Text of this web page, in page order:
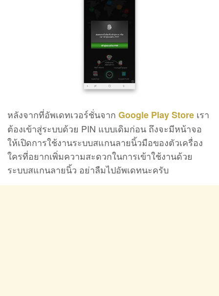
หลังจากที่อัพเดทเวอร์ชั่นจาก Google Play Store เรา
ต้องเข้าสู่ระบบด้วย PIN แบบเดิมก่อน ถึงจะมีหน้าจอ
ให้เปิดการใช้งานระบบสแกนลายนิ้วมือของตัวเครื่อง
ใครที่อยากเพิ่มความสะดวกในการเข้าใช้งานด้วย
ระบบสแกนลายนิ้ว อย่าลืมไปอัพเดทนะครับ